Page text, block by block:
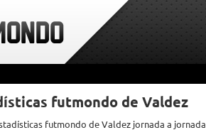
futmondo de Valdez
futmondo de Valdez jornada a jornada